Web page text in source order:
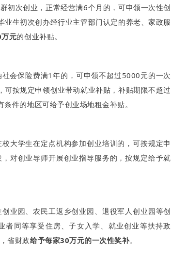
次创业，正常经营满6个月的，可申领一次性创
生初次创办经行业主管部门认定的养老、家政服
元的创业补贴。
保险费满1年的，可申领不超过5000元的一次
按规定申领创业带动就业补贴，补贴期限不超过
件的地区可给予创业场地租金补贴。
学生在定点机构参加创业培训的，可按规定申
对创业导师开展创业指导服务的，按规定给予就
园、农民工返乡创业园、退役军人创业园等创
者同等享受住房、子女入学、就业创业等扶持政
省财政给予每家30万元的一次性奖补。